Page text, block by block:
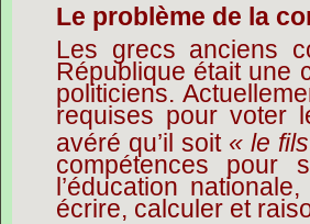
Le problème de la
Les grecs anciens
République était une
politiciens.
requises pour voter
avéré qu’il soit « le
compétences pour
l’éducation
écrire, calculer et